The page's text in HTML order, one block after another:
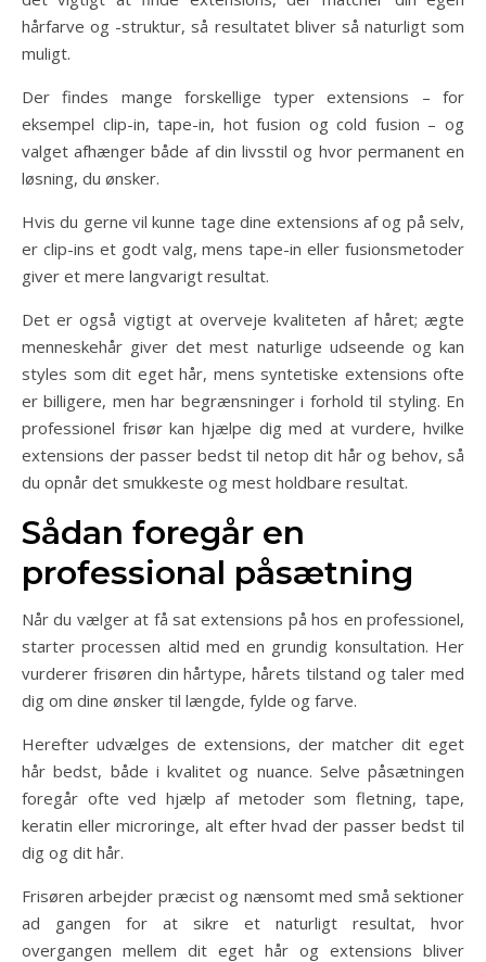
hårfarve og -struktur, så resultatet bliver så naturligt som
muligt.
Der findes mange forskellige typer extensions – for
eksempel clip-in, tape-in, hot fusion og cold fusion – og
valget afhænger både af din livsstil og hvor permanent en
løsning, du ønsker.
Hvis du gerne vil kunne tage dine extensions af og på selv,
er clip-ins et godt valg, mens tape-in eller fusionsmetoder
giver et mere langvarigt resultat.
Det er også vigtigt at overveje kvaliteten af håret; ægte
menneskehår giver det mest naturlige udseende og kan
styles som dit eget hår, mens syntetiske extensions ofte
er billigere, men har begrænsninger i forhold til styling. En
professionel frisør kan hjælpe dig med at vurdere, hvilke
extensions der passer bedst til netop dit hår og behov, så
du opnår det smukkeste og mest holdbare resultat.
Sådan foregår en
professional påsætning
Når du vælger at få sat extensions på hos en professionel,
starter processen altid med en grundig konsultation. Her
vurderer frisøren din hårtype, hårets tilstand og taler med
dig om dine ønsker til længde, fylde og farve.
Herefter udvælges de extensions, der matcher dit eget
hår bedst, både i kvalitet og nuance. Selve påsætningen
foregår ofte ved hjælp af metoder som fletning, tape,
keratin eller microringe, alt efter hvad der passer bedst til
dig og dit hår.
Frisøren arbejder præcist og nænsomt med små sektioner
ad gangen for at sikre et naturligt resultat, hvor
overgangen mellem dit eget hår og extensions bliver